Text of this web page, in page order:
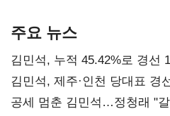
주요 뉴스
김민석, 누적 45.42%로 경선
0.86%p(2보)
김민석, 제주·인천 당대표 경
공세 멈춘 김민석…정청래 "